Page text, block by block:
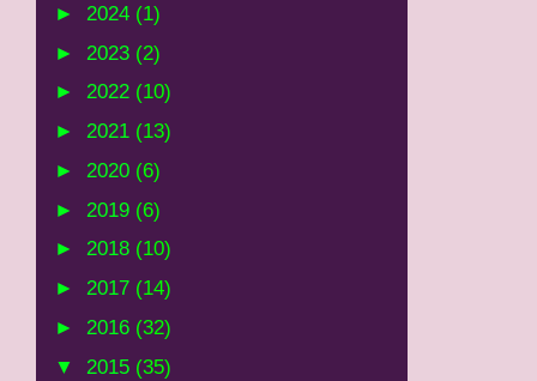
► 2024 (1)
► 2023 (2)
► 2022 (10)
► 2021 (13)
► 2020 (6)
► 2019 (6)
► 2018 (10)
► 2017 (14)
► 2016 (32)
▼ 2015 (35)